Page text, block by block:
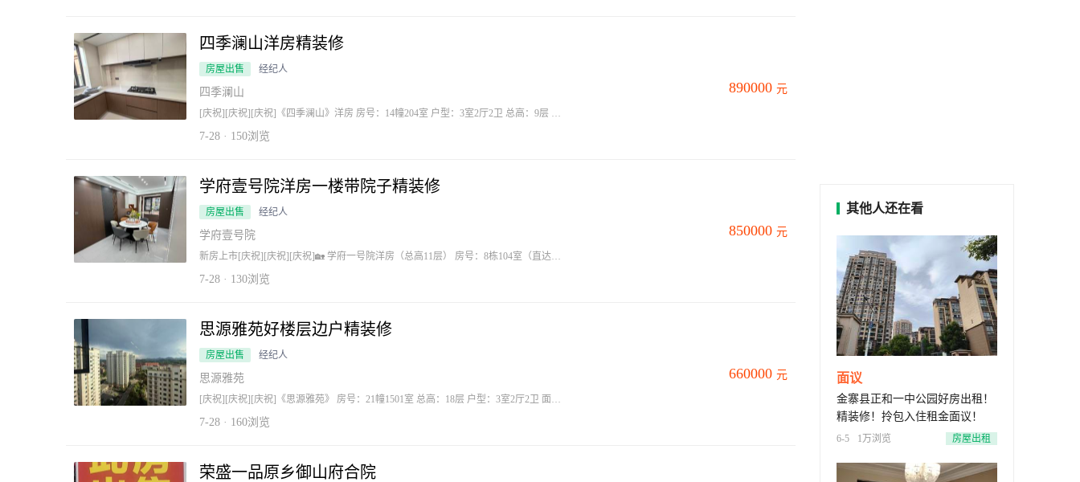
四季澜山洋房精装修
房屋出售 经纪人
四季澜山
[庆祝][庆祝][庆祝]《四季澜山》洋房 房号：14幢204室 户型：3室2厅2卫 总高：9层 面
☎️15156963565
7-28 · 150浏览
890000 元
学府壹号院洋房一楼带院子精装修
房屋出售 经纪人
学府壹号院
新房上市[庆祝][庆祝][庆祝]🏡 学府一号院洋房（总高11层） 房号：8栋104室（直达地
15156963565
7-28 · 130浏览
850000 元
思源雅苑好楼层边户精装修
房屋出售 经纪人
思源雅苑
[庆祝][庆祝][庆祝]《思源雅苑》 房号：21幢1501室 总高：18层 户型：3室2厅2卫 面
7-28 · 160浏览
660000 元
荣盛一品原乡御山府合院
其他人还在看
面议
金寨县正和一中公园好房出租！
精装修！拎包入住租金面议！
6-5 1万浏览 房屋出租